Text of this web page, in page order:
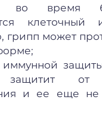
время
клеточный
грипп может
иммунной
защитит от
и ее еще не